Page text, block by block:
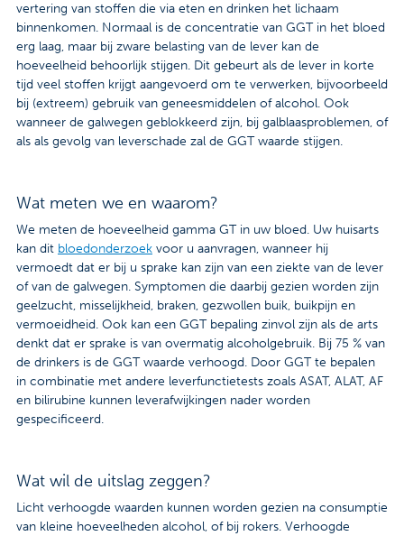
Praktische informatie
Onderzoeken
Trombosedienst
vertering van stoffen die via eten en drinken het lichaam
binnenkomen. Normaal is de concentratie van GGT in het bloed
erg laag, maar bij zware belasting van de lever kan de
hoeveelheid behoorlijk stijgen. Dit gebeurt als de lever in korte
tijd veel stoffen krijgt aangevoerd om te verwerken, bijvoorbeeld
bij (extreem) gebruik van geneesmiddelen of alcohol. Ook
wanneer de galwegen geblokkeerd zijn, bij galblaasproblemen, of
als als gevolg van leverschade zal de GGT waarde stijgen.
Wat meten we en waarom?
We meten de hoeveelheid gamma GT in uw bloed. Uw huisarts
kan dit bloedonderzoek voor u aanvragen, wanneer hij
vermoedt dat er bij u sprake kan zijn van een ziekte van de lever
of van de galwegen. Symptomen die daarbij gezien worden zijn
geelzucht, misselijkheid, braken, gezwollen buik, buikpijn en
vermoeidheid. Ook kan een GGT bepaling zinvol zijn als de arts
denkt dat er sprake is van overmatig alcoholgebruik. Bij 75 % van
de drinkers is de GGT waarde verhoogd. Door GGT te bepalen
in combinatie met andere leverfunctietests zoals ASAT, ALAT, AF
en bilirubine kunnen leverafwijkingen nader worden
gespecificeerd.
Wat wil de uitslag zeggen?
Licht verhoogde waarden kunnen worden gezien na consumptie
van kleine hoeveelheden alcohol, of bij rokers. Verhoogde